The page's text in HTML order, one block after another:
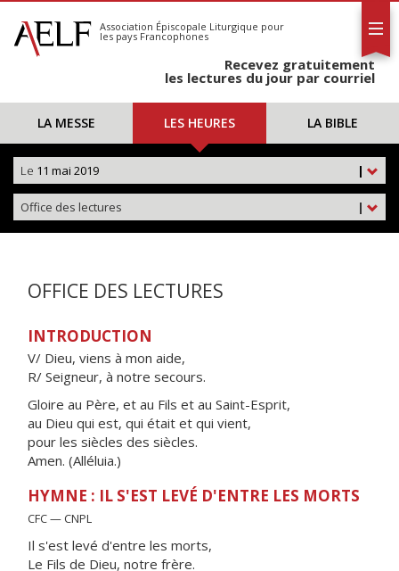
S'abonner
Calendrier
Association Épiscopale Liturgique pour
les pays Francophones
Recevez gratuitement
les lectures du jour par courriel
LA MESSE LES HEURES LA BIBLE
|
Le 11 mai 2019
|
Office des lectures
OFFICE DES LECTURES
INTRODUCTION
V/ Dieu, viens à mon aide,
R/ Seigneur, à notre secours.
Gloire au Père, et au Fils et au Saint-Esprit,
au Dieu qui est, qui était et qui vient,
pour les siècles des siècles.
Amen. (Alléluia.)
HYMNE : IL S'EST LEVÉ D'ENTRE LES MORTS
CFC — CNPL
Il s'est levé d'entre les morts,
Le Fils de Dieu, notre frère.